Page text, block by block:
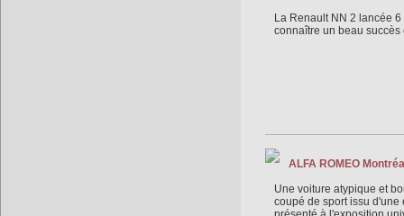
La Renault NN 2 lancée
connaître un beau
ALFA ROMEO
Une voiture atypique et
coupé de sport issu